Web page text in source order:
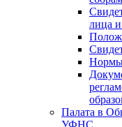
лица
Нормы
Палата в
УФНС